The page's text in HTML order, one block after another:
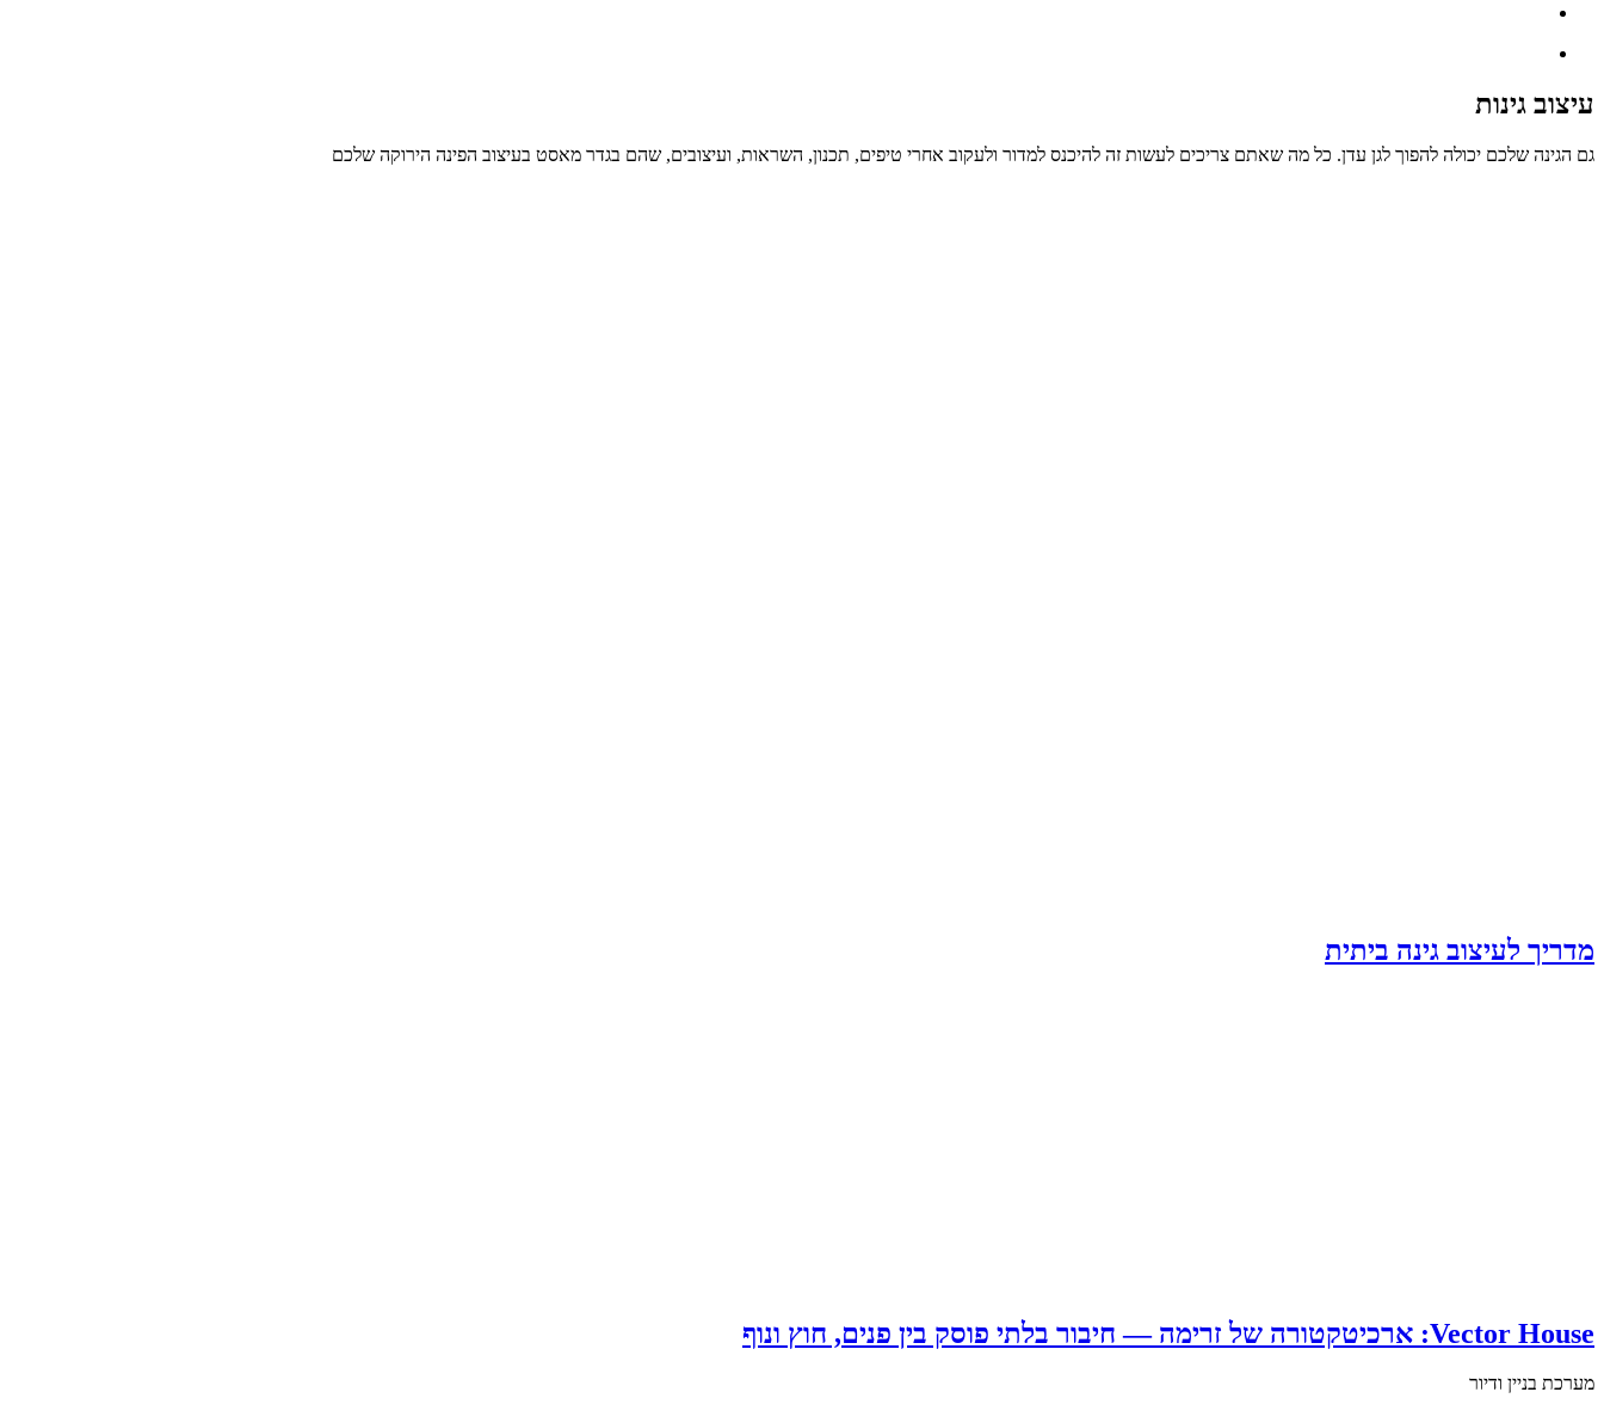
עיצוב גינות
גם הגינה שלכם יכולה להפוך לגן עדן. כל מה שאתם צריכים לעשות זה להיכנס למדור ולעקוב אחרי טיפים, תכנון, השראות, ועיצובים, שהם בגדר מאסט בעיצוב הפינה הירוקה שלכם
מדריך לעיצוב גינה ביתית
Vector House: ארכיטקטורה של זרימה — חיבור בלתי פוסק בין פנים, חוץ ונוף
מערכת בניין ודיור